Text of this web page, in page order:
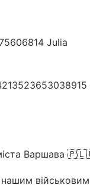
Julia
Варшава